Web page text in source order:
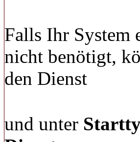
Falls Ihr System
nicht benötigt,
den Dienst
und unter